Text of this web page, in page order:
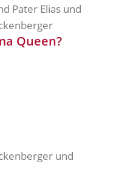
Pater Elias und
Queen?
und